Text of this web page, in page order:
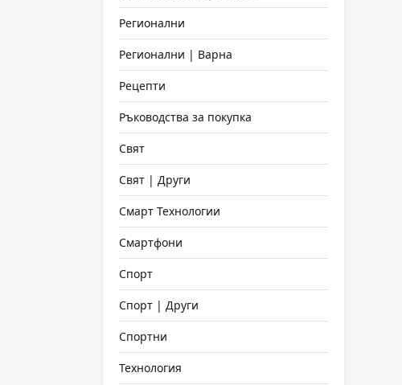
Регионални
Регионални | Варна
Рецепти
Ръководства за покупка
Свят
Свят | Други
Смарт Технологии
Смартфони
Спорт
Спорт | Други
Спортни
Технология